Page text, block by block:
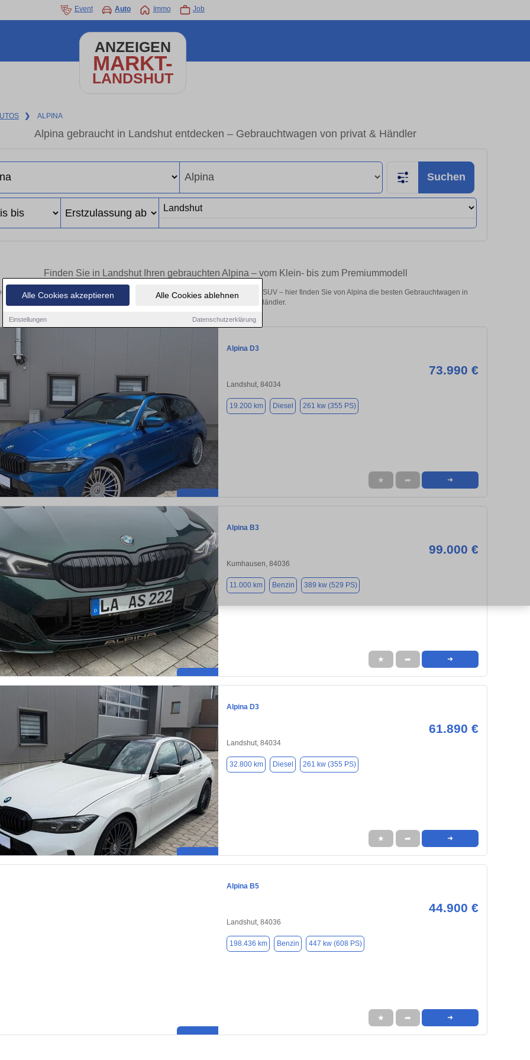
Alle Cookies akzeptieren Alle Cookies ablehnen
Einstellungen Datenschutzerklärung
Event Auto Immo Job
ANZEIGEN
MARKT-
LANDSHUT
❯ ALPINA
Alpina gebraucht in Landshut entdecken – Gebrauchtwagen von privat & Händler
Suchen
Finden Sie in Landshut Ihren gebrauchten Alpina – vom Klein- bis zum Premiummodell
Sie in Landshut gebrauchte Alpina Fahrzeuge. Von Kleinwagen bis hin zum SUV – hier finden Sie von Alpina die besten Gebrauchtwagen in
Landshut von privat und vom Händler.
Alpina D3
73.990 €
Landshut, 84034
19.200 km Diesel 261 kw (355 PS)
★ ➦ ➜
Alpina B3
99.000 €
Kumhausen, 84036
11.000 km Benzin 389 kw (529 PS)
★ ➦ ➜
Alpina D3
61.890 €
Landshut, 84034
32.800 km Diesel 261 kw (355 PS)
★ ➦ ➜
Alpina B5
44.900 €
Landshut, 84036
198.436 km Benzin 447 kw (608 PS)
★ ➦ ➜